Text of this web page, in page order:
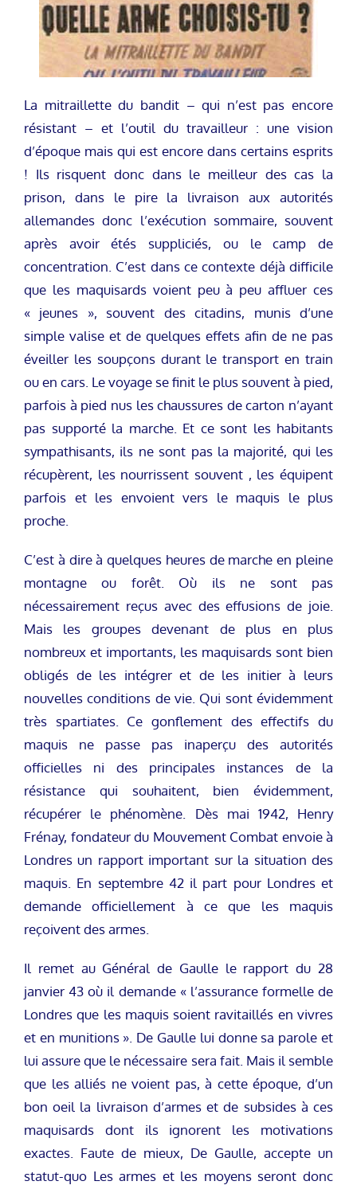
La mitraillette du bandit – qui n’est pas encore
résistant – et l’outil du travailleur : une vision
d’époque mais qui est encore dans certains esprits
! Ils risquent donc dans le meilleur des cas la
prison, dans le pire la livraison aux autorités
allemandes donc l’exécution sommaire, souvent
après avoir étés suppliciés, ou le camp de
concentration. C’est dans ce contexte déjà difficile
que les maquisards voient peu à peu affluer ces
« jeunes », souvent des citadins, munis d’une
simple valise et de quelques effets afin de ne pas
éveiller les soupçons durant le transport en train
ou en cars. Le voyage se finit le plus souvent à pied,
parfois à pied nus les chaussures de carton n’ayant
pas supporté la marche. Et ce sont les habitants
sympathisants, ils ne sont pas la majorité, qui les
récupèrent, les nourrissent souvent , les équipent
parfois et les envoient vers le maquis le plus
proche.
C’est à dire à quelques heures de marche en pleine
montagne ou forêt. Où ils ne sont pas
nécessairement reçus avec des effusions de joie.
Mais les groupes devenant de plus en plus
nombreux et importants, les maquisards sont bien
obligés de les intégrer et de les initier à leurs
nouvelles conditions de vie. Qui sont évidemment
très spartiates. Ce gonflement des effectifs du
maquis ne passe pas inaperçu des autorités
officielles ni des principales instances de la
résistance qui souhaitent, bien évidemment,
récupérer le phénomène. Dès mai 1942, Henry
Frénay, fondateur du Mouvement Combat envoie à
Londres un rapport important sur la situation des
maquis. En septembre 42 il part pour Londres et
demande officiellement à ce que les maquis
reçoivent des armes.
Il remet au Général de Gaulle le rapport du 28
janvier 43 où il demande « l’assurance formelle de
Londres que les maquis soient ravitaillés en vivres
et en munitions ». De Gaulle lui donne sa parole et
lui assure que le nécessaire sera fait. Mais il semble
que les alliés ne voient pas, à cette époque, d’un
bon oeil la livraison d’armes et de subsides à ces
maquisards dont ils ignorent les motivations
exactes. Faute de mieux, De Gaulle, accepte un
statut-quo Les armes et les moyens seront donc